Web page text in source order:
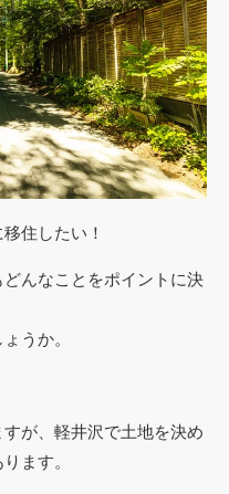
住したい！
んなことをポイントに決
うか。
が、軽井沢で土地を決め
ます。